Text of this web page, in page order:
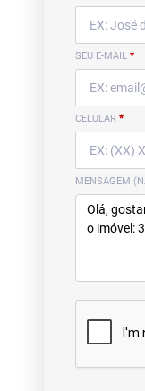
SEU E-MAIL *
CELULAR *
MENSAGEM